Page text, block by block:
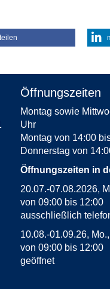
teilen
Öffnungszeiten
Montag sowie
Uhr
Montag von 14:00
Donnerstag von
Öffnungszeiten in
20.07.-07.08.2026,
von 09:00 bis 12:00
ausschließlich
10.08.-01.09.26,
von 09:00 bis 12:00
geöffnet